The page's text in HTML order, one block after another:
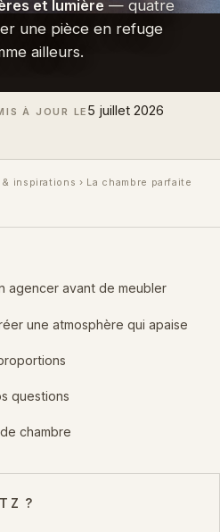
et lumière— quatre
une pièce en refuge
ailleurs.
À JOUR LE 5 juillet 2026
inspirations › La chambre parfaite
agencer avant de meubler
une atmosphère qui apaise
questions
chambre
?